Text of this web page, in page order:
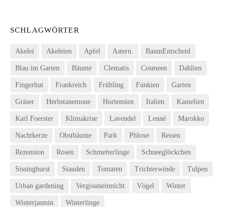
SCHLAGWÖRTER
Akelei Akeleien Apfel Astern. BaumEntscheid
Blau im Garten Bäume Clematis Cosmeen Dahlien
Fingerhut Frankreich Frühling Funkien Garten
Gräser Herbstanemone Hortensien Italien Kamelien
Karl Foerster Klimakrise Lavendel Lenné Marokko
Nachtkerze Obstbäume Park Phloxe Reisen
Rezension Rosen Schmetterlinge Schneeglöckchen
Sissinghurst Stauden Tomaten Trichterwinde Tulpen
Urban gardening Vergissmeinnicht Vögel Winter
Winterjasmin Winterlinge